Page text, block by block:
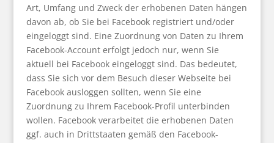
Art, Umfang und Zweck der erhobenen Daten hängen
davon ab, ob Sie bei Facebook registriert und/oder
eingeloggt sind. Eine Zuordnung von Daten zu Ihrem
Facebook-Account erfolgt jedoch nur, wenn Sie
aktuell bei Facebook eingeloggt sind. Das bedeutet,
dass Sie sich vor dem Besuch dieser Webseite bei
Facebook ausloggen sollten, wenn Sie eine
Zuordnung zu Ihrem Facebook-Profil unterbinden
wollen. Facebook verarbeitet die erhobenen Daten
ggf. auch in Drittstaaten gemäß den Facebook-